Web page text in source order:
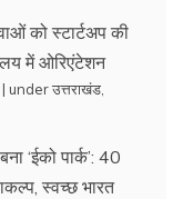
को स्टार्टअप की
में ओरिएंटेशन
| underउत्तराखंड
‘ईको पार्क’: 40
स्वच्छ भारत